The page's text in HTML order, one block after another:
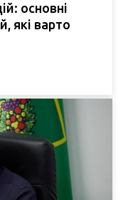
основні
які варто